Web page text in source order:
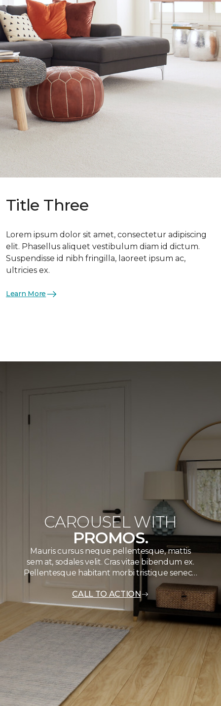
Title Three
Lorem ipsum dolor sit amet, consectetur adipiscing
elit. Phasellus aliquet vestibulum diam id dictum.
Suspendisse id nibh fringilla, laoreet ipsum ac,
ultricies ex.
Learn More
CAROUSEL WITH
PROMOS.
Mauris cursus neque pellentesque, mattis
sem at, sodales velit. Cras vitae bibendum ex.
Pellentesque habitant morbi tristique senec…
CALL TO ACTION